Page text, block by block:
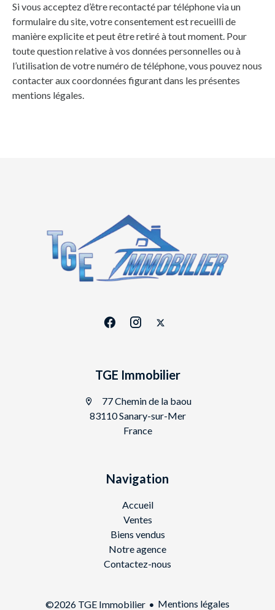
Si vous acceptez d’être recontacté par téléphone via un
formulaire du site, votre consentement est recueilli de
manière explicite et peut être retiré à tout moment. Pour
toute question relative à vos données personnelles ou à
l’utilisation de votre numéro de téléphone, vous pouvez nous
contacter aux coordonnées figurant dans les présentes
mentions légales.
TGE Immobilier
77 Chemin de la baou
83110 Sanary-sur-Mer
France
Navigation
Accueil
Ventes
Biens vendus
Notre agence
Contactez-nous
©2026 TGE Immobilier Mentions légales